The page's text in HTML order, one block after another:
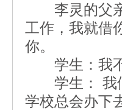
李灵的父亲
工作，我就借
你。
学生：我不
学生： 我们
学校总会办下